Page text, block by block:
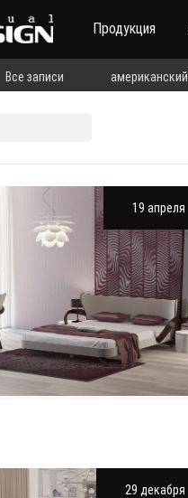
Продукция
Все записи американский
19 апреля
29 декабря